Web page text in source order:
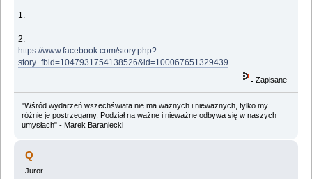
1.
2.
https://www.facebook.com/story.php?
story_fbid=1047931754138526&id=100067651329439
Zapisane
"Wśród wydarzeń wszechświata nie ma ważnych i nieważnych, tylko my
różnie je postrzegamy. Podział na ważne i nieważne odbywa się w naszych
umysłach" - Marek Baraniecki
Q
Juror